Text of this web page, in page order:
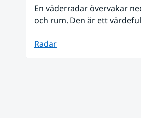
En väderradar övervakar
och rum. Den är ett
Radar